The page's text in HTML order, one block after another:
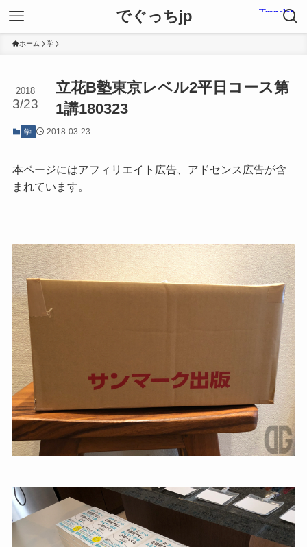
でぐっちjp
ホーム 学
立花B塾東京レベル2平日コース第
1講180323
2018
3/23
学 2018-03-23
本ページにはアフィリエイト広告、アドセンス広告が含
まれています。